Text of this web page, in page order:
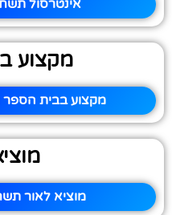
אינטרסול
מקצוע
מקצוע בבית הספר
מוציא לאור